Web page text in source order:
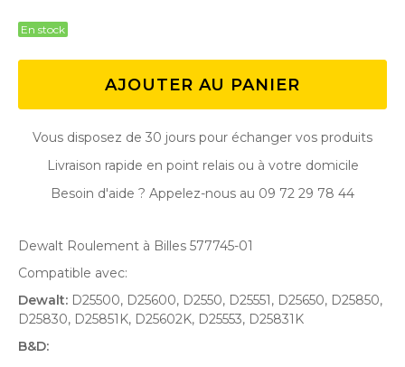
En stock
AJOUTER AU PANIER
Vous disposez de 30 jours pour échanger vos produits
Livraison rapide en point relais ou à votre domicile
Besoin d'aide ? Appelez-nous au 09 72 29 78 44
Dewalt Roulement à Billes 577745-01
Compatible avec:
Dewalt: D25500, D25600, D2550, D25551, D25650, D25850,
D25830, D25851K, D25602K, D25553, D25831K
B&D: